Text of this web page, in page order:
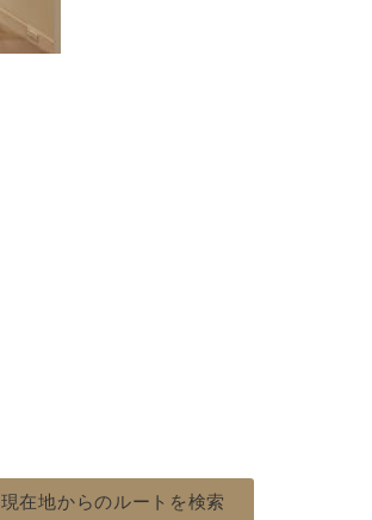
現在地からのルートを検索